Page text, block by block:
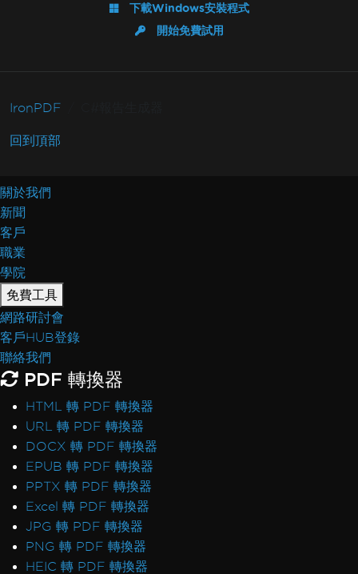
下載Windows安裝程式
開始免費試用
IronPDF
回到頂部
關於我們
新聞
客戶
職業
學院
免費工具
網路研討會
客戶HUB登錄
聯絡我們
PDF 轉換器
HTML 轉 PDF 轉換器
URL 轉 PDF 轉換器
DOCX 轉 PDF 轉換器
EPUB 轉 PDF 轉換器
PPTX 轉 PDF 轉換器
Excel 轉 PDF 轉換器
JPG 轉 PDF 轉換器
PNG 轉 PDF 轉換器
HEIC 轉 PDF 轉換器